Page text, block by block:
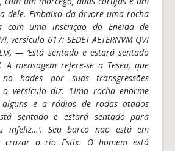
dele. Embaixo da árvore uma rocha
com uma inscrição da Eneida de
versículo 617: SEDET AETERNVM QVI
— ‘Está sentado e estará sentado
. A mensagem refere-se a Teseu, que
hades por suas transgressões
versículo diz: ‘Uma rocha enorme
e a rádios de rodas atados
sentado e estará sentado para
infeliz…’. Seu barco não está em
cruzar o rio Estix. O homem está